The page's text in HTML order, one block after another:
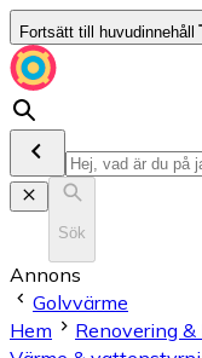
Fortsätt till huvudinnehåll
Sök
Annons
Golvvärme
Hem
Renovering &